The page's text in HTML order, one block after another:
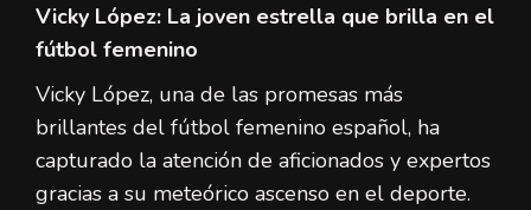
Vicky López: La joven estrella que brilla en el
fútbol femenino
Vicky López, una de las promesas más
brillantes del fútbol femenino español, ha
capturado la atención de aficionados y expertos
gracias a su meteórico ascenso en el deporte.